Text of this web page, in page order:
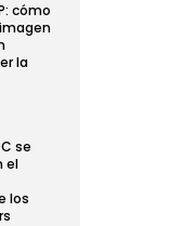
cómo
la
se
el
los